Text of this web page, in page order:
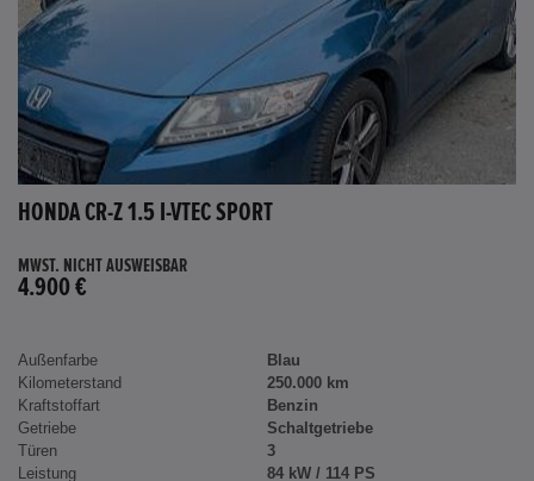
HONDA CR-Z 1.5 I-VTEC SPORT
MWST. NICHT AUSWEISBAR
4.900 €
Außenfarbe
Blau
Kilometerstand
250.000 km
Kraftstoffart
Benzin
Getriebe
Schaltgetriebe
Türen
3
Leistung
84 kW / 114 PS